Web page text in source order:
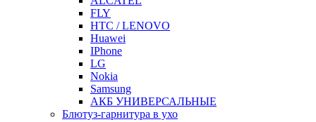
FLY
HTC / LENOVO
Huawei
IPhone
LG
Nokia
Samsung
АКБ УНИВЕРСАЛЬНЫЕ
Блютуз-гарнитура в ухо